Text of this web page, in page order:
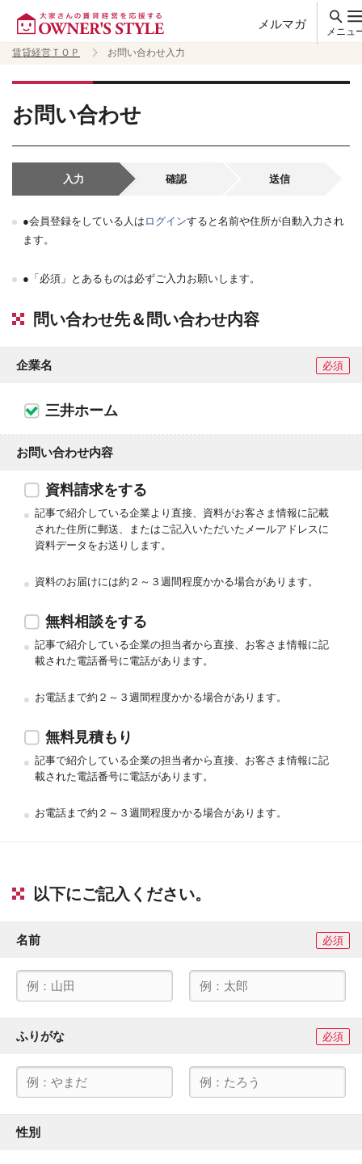
メルマガ
メニュ
賃貸経営ＴＯＰ
お問い合わせ入力
お問い合わせ
入力 確認 送信
●会員登録をしている人は ログインすると名前や住所が自動入力され
ます。
●「必須」とあるものは必ずご入力お願いします。
問い合わせ先＆問い合わせ内容
企業名 必須
三井ホーム
お問い合わせ内容
資料請求をする
記事で紹介している企業より直接、資料がお客さま情報に記載
された住所に郵送、またはご記入いただいたメールアドレスに
資料データをお送りします。
資料のお届けには約２～３週間程度かかる場合があります。
無料相談をする
記事で紹介している企業の担当者から直接、お客さま情報に記
載された電話番号に電話があります。
お電話まで約２～３週間程度かかる場合があります。
無料見積もり
記事で紹介している企業の担当者から直接、お客さま情報に記
載された電話番号に電話があります。
お電話まで約２～３週間程度かかる場合があります。
以下にご記入ください。
名前 必須
ふりがな 必須
性別